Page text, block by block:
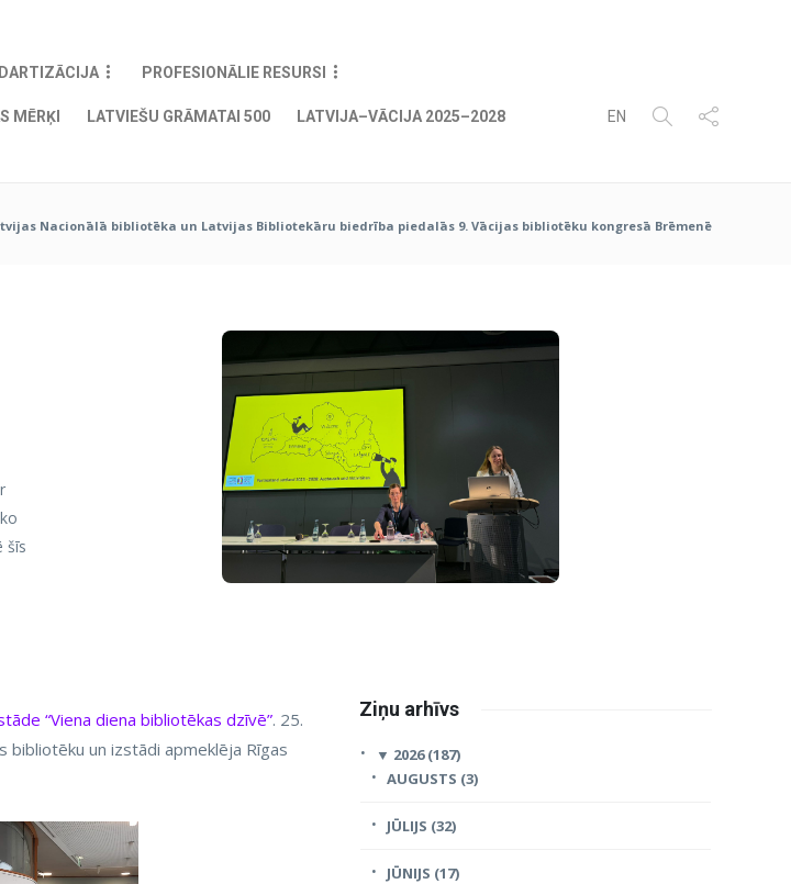
PROFESIONĀLIE RESURSI
MĒRĶI LATVIEŠU GRĀMATAI 500 LATVIJA–VĀCIJA 2025–2028 EN
Nacionālā bibliotēka un Latvijas Bibliotekāru biedrība piedalās 9. Vācijas bibliotēku kongresā Brēmenē
šīs
“Viena diena bibliotēkas dzīvē”. 25.
bibliotēku un izstādi apmeklēja Rīgas
Ziņu arhīvs
▼ 2026 (187)
AUGUSTS (3)
JŪLIJS (32)
JŪNIJS (17)